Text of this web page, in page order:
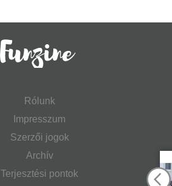
Rólunk
Impresszum
Szerzői jogok
Archív
Terjesztési pontok